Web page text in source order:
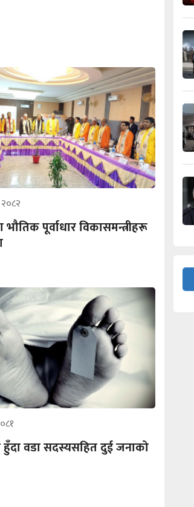
पूर्वाधार विकासमन्त्रीहरू
हुँदा वडा सदस्यसहित दुई जनाको